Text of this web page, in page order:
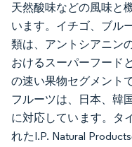
天然酸味などの風味と
います。イチゴ、ブル
類は、アントシアニン
おけるスーパーフード
の速い果物セグメント
フルーツは、日本、韓
に対応しています。タ
れたI.P. Natural